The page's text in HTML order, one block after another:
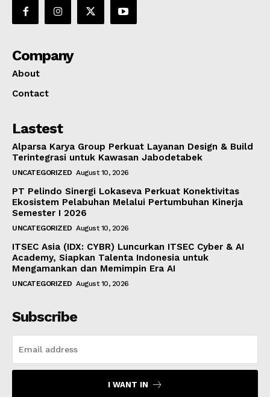
Company
About
Contact
Lastest
Alparsa Karya Group Perkuat Layanan Design & Build
Terintegrasi untuk Kawasan Jabodetabek
UNCATEGORIZED August 10, 2026
PT Pelindo Sinergi Lokaseva Perkuat Konektivitas
Ekosistem Pelabuhan Melalui Pertumbuhan Kinerja
Semester I 2026
UNCATEGORIZED August 10, 2026
ITSEC Asia (IDX: CYBR) Luncurkan ITSEC Cyber & AI
Academy, Siapkan Talenta Indonesia untuk
Mengamankan dan Memimpin Era AI
UNCATEGORIZED August 10, 2026
Subscribe
I WANT IN